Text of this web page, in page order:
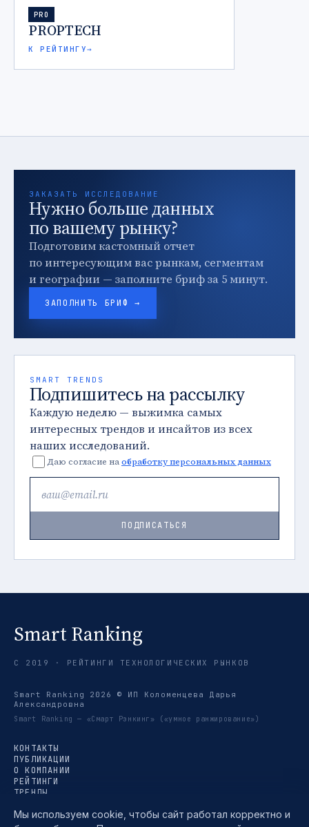
PRO
PROPTECH
К РЕЙТИНГУ→
ЗАКАЗАТЬ ИССЛЕДОВАНИЕ
Нужно больше данных
по вашему рынку?
Подготовим кастомный отчет
по интересующим вас рынкам, сегментам
и географии — заполните бриф за 5 минут.
ЗАПОЛНИТЬ БРИФ →
SMART TRENDS
Подпишитесь на рассылку
Каждую неделю — выжимка самых
интересных трендов и инсайтов из всех
наших исследований.
Даю согласие наобработку персональных данных
ПОДПИСАТЬСЯ
Smart Ranking
С 2019 · РЕЙТИНГИ ТЕХНОЛОГИЧЕСКИХ РЫНКОВ
Smart Ranking 2026 © ИП Коломенцева Дарья
Александровна
Smart Ranking — «Смарт Рэнкинг» («умное ранжирование»)
КОНТАКТЫ
ПУБЛИКАЦИИ
О КОМПАНИИ
РЕЙТИНГИ
ТРЕНДЫ
TELEGRAM →
ПОЛИТИКА КОНФИДЕНЦИАЛЬНОСТИ
Мы используем cookie, чтобы сайт работал корректно и